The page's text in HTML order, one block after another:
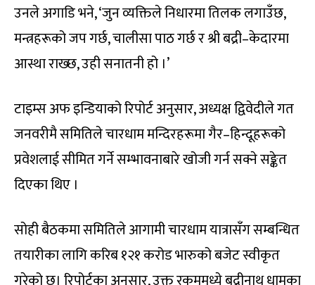
उनले अगाडि भने, ‘जुन व्यक्तिले निधारमा तिलक लगाउँछ,
मन्त्रहरूको जप गर्छ, चालीसा पाठ गर्छ र श्री बद्री–केदारमा
आस्था राख्छ, उही सनातनी हो ।’
टाइम्स अफ इन्डियाको रिपोर्ट अनुसार, अध्यक्ष द्विवेदीले गत
जनवरीमै समितिले चारधाम मन्दिरहरूमा गैर–हिन्दूहरूको
प्रवेशलाई सीमित गर्ने सम्भावनाबारे खोजी गर्न सक्ने सङ्केत
दिएका थिए ।
सोही बैठकमा समितिले आगामी चारधाम यात्रासँग सम्बन्धित
तयारीका लागि करिब १२१ करोड भारुको बजेट स्वीकृत